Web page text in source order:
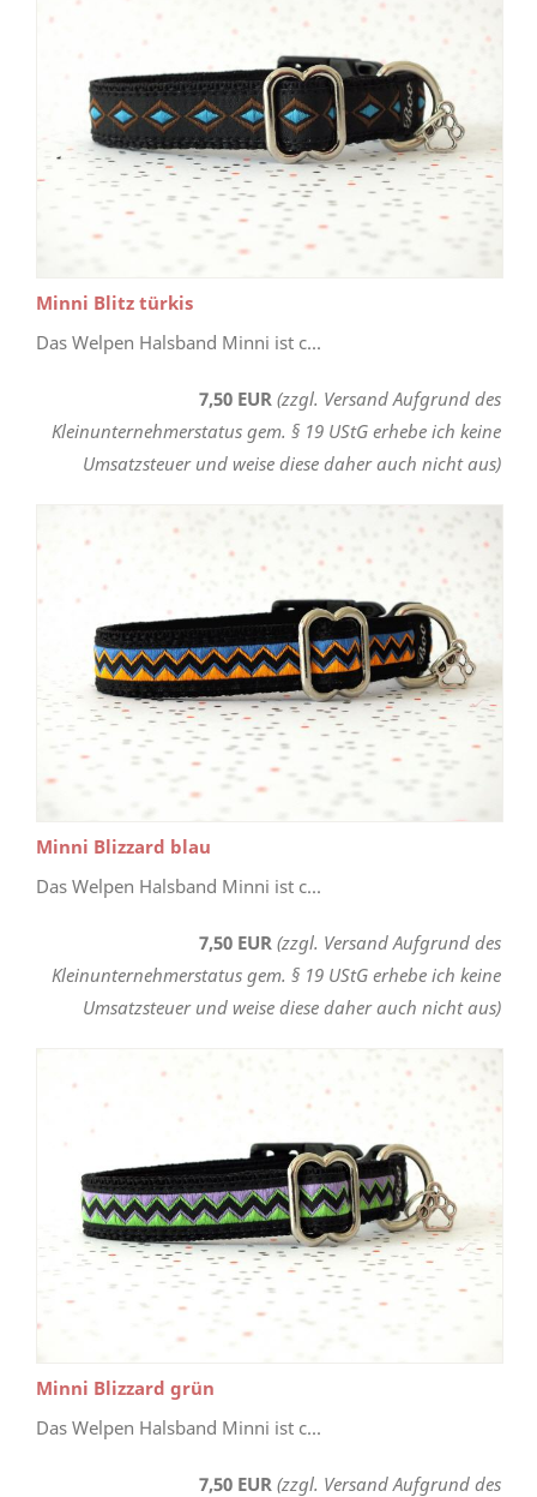
Minni Blitz türkis
Das Welpen Halsband Minni ist c...
7,50 EUR (zzgl. Versand Aufgrund des
Kleinunternehmerstatus gem. § 19 UStG erhebe ich keine
Umsatzsteuer und weise diese daher auch nicht aus)
Minni Blizzard blau
Das Welpen Halsband Minni ist c...
7,50 EUR (zzgl. Versand Aufgrund des
Kleinunternehmerstatus gem. § 19 UStG erhebe ich keine
Umsatzsteuer und weise diese daher auch nicht aus)
Minni Blizzard grün
Das Welpen Halsband Minni ist c...
7,50 EUR (zzgl. Versand Aufgrund des